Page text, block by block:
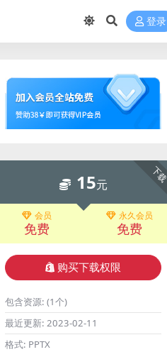
登录
下载
15元
会员
免费
永久会员
免费
购买下载权限
包含资源: (1个)
最近更新: 2023-02-11
格式: PPTX